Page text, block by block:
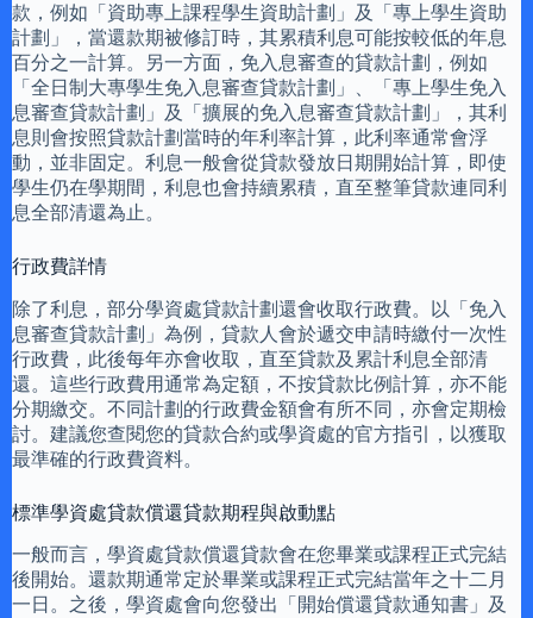
款，例如「資助專上課程學生資助計劃」及「專上學生資助
計劃」，當還款期被修訂時，其累積利息可能按較低的年息
百分之一計算。另一方面，免入息審查的貸款計劃，例如
「全日制大專學生免入息審查貸款計劃」、「專上學生免入
息審查貸款計劃」及「擴展的免入息審查貸款計劃」，其利
息則會按照貸款計劃當時的年利率計算，此利率通常會浮
動，並非固定。利息一般會從貸款發放日期開始計算，即使
學生仍在學期間，利息也會持續累積，直至整筆貸款連同利
息全部清還為止。
行政費詳情
除了利息，部分學資處貸款計劃還會收取行政費。以「免入
息審查貸款計劃」為例，貸款人會於遞交申請時繳付一次性
行政費，此後每年亦會收取，直至貸款及累計利息全部清
還。這些行政費用通常為定額，不按貸款比例計算，亦不能
分期繳交。不同計劃的行政費金額會有所不同，亦會定期檢
討。建議您查閱您的貸款合約或學資處的官方指引，以獲取
最準確的行政費資料。
標準學資處貸款償還貸款期程與啟動點
一般而言，學資處貸款償還貸款會在您畢業或課程正式完結
後開始。還款期通常定於畢業或課程正式完結當年之十二月
一日。之後，學資處會向您發出「開始償還貸款通知書」及